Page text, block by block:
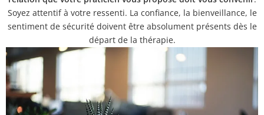
Soyez attentif à votre ressenti. La confiance, la bienveillance, le
sentiment de sécurité doivent être absolument présents dès le
départ de la thérapie.